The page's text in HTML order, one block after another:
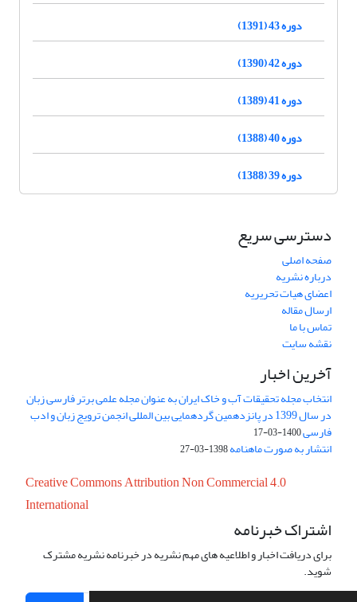
دوره 43 (1391)
دوره 42 (1390)
دوره 41 (1389)
دوره 40 (1388)
دوره 39 (1388)
دسترسی سریع
صفحه اصلی
درباره نشریه
اعضای هیات تحریریه
ارسال مقاله
تماس با ما
نقشه سایت
آخرین اخبار
انتخاب مجله تحقیقات آب و خاک ایران به عنوان مجله علمی برتر فارسی زبان
در سال 1399 در پانزدهمین گردهمایی بین المللی انجمن ترویج زبان و ادب
فارسی1400-03-17
انتشار به صورت ماهنامه1398-03-27
Creative Commons Attribution Non Commercial 4.0
International
اشتراک خبرنامه
برای دریافت اخبار و اطلاعیه های مهم نشریه در خبرنامه نشریه مشترک
شوید.